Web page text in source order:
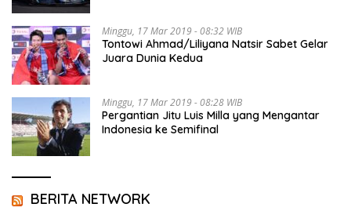
Minggu, 17 Mar 2019 - 08:32 WIB
Tontowi Ahmad/Liliyana Natsir Sabet Gelar
Juara Dunia Kedua
Minggu, 17 Mar 2019 - 08:28 WIB
Pergantian Jitu Luis Milla yang Mengantar
Indonesia ke Semifinal
BERITA NETWORK